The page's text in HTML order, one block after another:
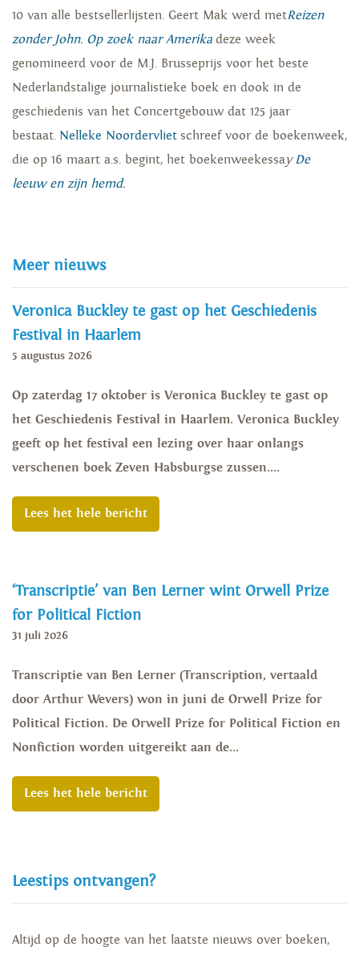
10 van alle bestsellerlijsten. Geert Mak werd metReizen
zonder John. Op zoek naar Amerika deze week
genomineerd voor de M.J. Brusseprijs voor het beste
Nederlandstalige journalistieke boek en dook in de
geschiedenis van het Concertgebouw dat 125 jaar
bestaat. Nelleke Noordervliet schreef voor de boekenweek,
die op 16 maart a.s. begint, het boekenweekessay De
leeuw en zijn hemd.
Meer nieuws
Veronica Buckley te gast op het Geschiedenis
Festival in Haarlem
5 augustus 2026
Op zaterdag 17 oktober is Veronica Buckley te gast op
het Geschiedenis Festival in Haarlem. Veronica Buckley
geeft op het festival een lezing over haar onlangs
verschenen boek Zeven Habsburgse zussen....
Lees het hele bericht
‘Transcriptie’ van Ben Lerner wint Orwell Prize
for Political Fiction
31 juli 2026
Transcriptie van Ben Lerner (Transcription, vertaald
door Arthur Wevers) won in juni de Orwell Prize for
Political Fiction. De Orwell Prize for Political Fiction en
Nonfiction worden uitgereikt aan de...
Lees het hele bericht
Leestips ontvangen?
Altijd op de hoogte van het laatste nieuws over boeken,